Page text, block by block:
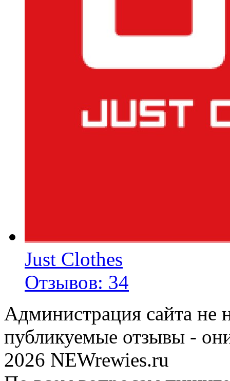
Just Clothes
Отзывов: 34
Администрация сайта не
публикуемые отзывы -
2026 NEWrewies.ru